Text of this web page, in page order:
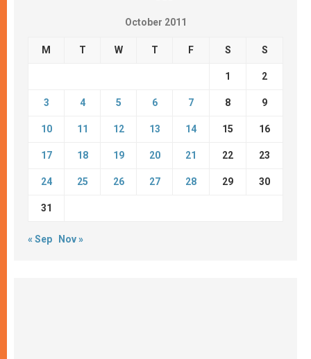
October 2011
M T W T F S S
1 2
3 4 5 6 7 8 9
10 11 12 13 14 15 16
17 18 19 20 21 22 23
24 25 26 27 28 29 30
31
« Sep Nov »